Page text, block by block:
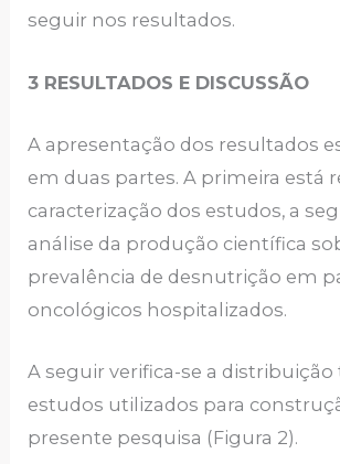
seguir nos resultados.
3 RESULTADOS E DISCUSSÃO
A apresentação dos resultados
em duas partes. A primeira está
caracterização dos estudos, a
análise da produção científica
prevalência de desnutrição em
oncológicos hospitalizados.
A seguir verifica-se a
estudos utilizados para
presente pesquisa (Figura 2).